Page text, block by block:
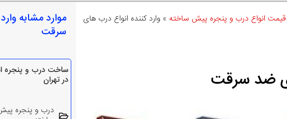
انواع درب و پنجره پیش ساخته » وارد کننده انواع درب های
ضد سرقت
موارد مشابه
سرقت
ساخت درب و پنجره
در تهران
درب و پنجره